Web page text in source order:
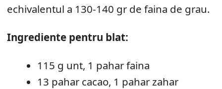
echivalentul a 130-140 gr de faina de grau.
Ingrediente pentru blat:
115 g unt, 1 pahar faina
13 pahar cacao, 1 pahar zahar